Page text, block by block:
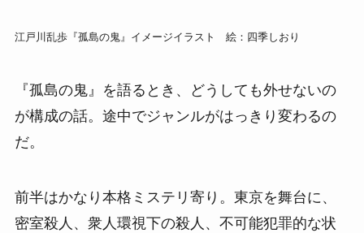
江戸川乱歩『孤島の鬼』イメージイラスト 絵：四季しおり
『孤島の鬼』を語るとき、どうしても外せないの
が構成の話。途中でジャンルがはっきり変わるの
だ。
前半はかなり本格ミステリ寄り。東京を舞台に、
密室殺人、衆人環視下の殺人、不可能犯罪的な状